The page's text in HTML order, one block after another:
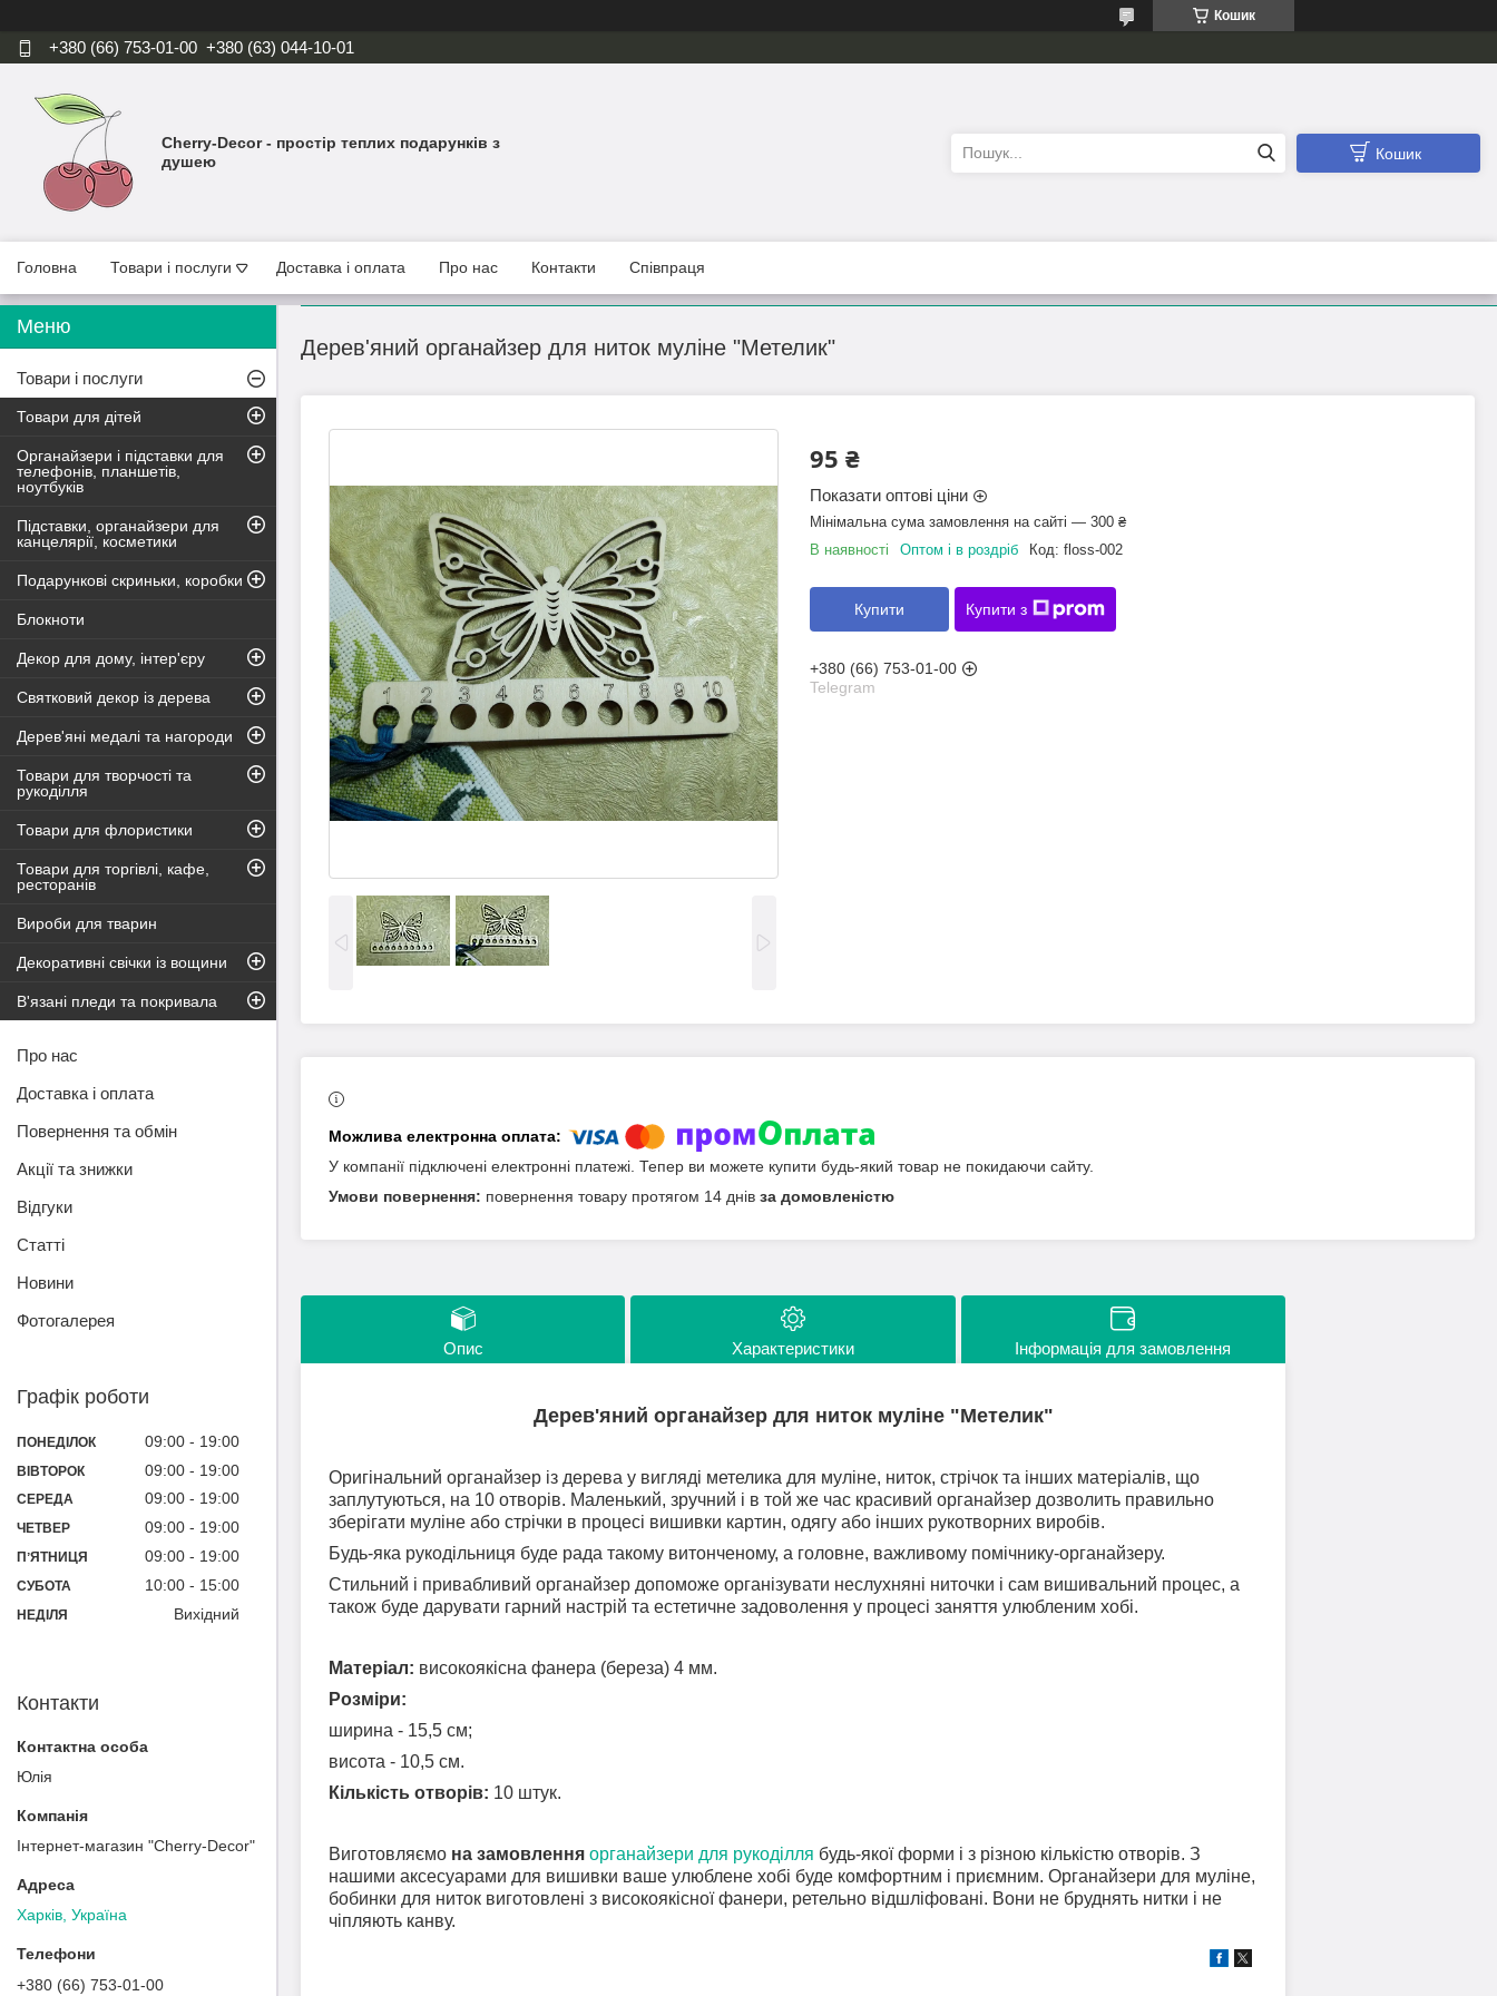
Кошик
+380 (66) 753-01-00 +380 (63) 044-10-01
Cherry-Decor - простір теплих подарунків з
душею
Кошик
Головна Товари і послуги Доставка і оплата Про нас Контакти Співпраця
Дерев'яний органайзер для ниток муліне "Метелик"
95 ₴
Показати оптові ціни
Мінімальна сума замовлення на сайті — 300 ₴
В наявності
Оптом і в роздріб Код: floss-002
Купити Купити з
+380 (66) 753-01-00
Telegram
У компанії підключені електронні платежі. Тепер ви можете купити будь-який товар не покидаючи сайту.
повернення товару протягом 14 днів за домовленістю
Опис Характеристики Інформація для замовлення
Дерев'яний органайзер для ниток муліне "Метелик"
Оригінальний органайзер із дерева у вигляді метелика для муліне, ниток, стрічок та інших матеріалів, що
заплутуються, на 10 отворів. Маленький, зручний і в той же час красивий органайзер дозволить правильно
зберігати муліне або стрічки в процесі вишивки картин, одягу або інших рукотворних виробів.
Будь-яка рукодільниця буде рада такому витонченому, а головне, важливому помічнику-органайзеру.
Стильний і привабливий органайзер допоможе організувати неслухняні ниточки і сам вишивальний процес, а
також буде дарувати гарний настрій та естетичне задоволення у процесі заняття улюбленим хобі.
Матеріал: високоякісна фанера (береза) 4 мм.
Розміри:
ширина - 15,5 см;
висота - 10,5 см.
Кількість отворів: 10 штук.
Виготовляємо на замовлення органайзери для рукоділля будь-якої форми і з різною кількістю отворів. З
нашими аксесуарами для вишивки ваше улюблене хобі буде комфортним і приємним. Органайзери для муліне,
бобинки для ниток виготовлені з високоякісної фанери, ретельно відшліфовані. Вони не бруднять нитки і не
чіпляють канву.
Товари і послуги
Товари для дітей
Органайзери і підставки для
телефонів, планшетів,
ноутбуків
Підставки, органайзери для
канцелярії, косметики
Подарункові скриньки, коробки
Блокноти
Декор для дому, інтер'єру
Святковий декор із дерева
Дерев'яні медалі та нагороди
Товари для творчості та
рукоділля
Товари для флористики
Товари для торгівлі, кафе,
ресторанів
Вироби для тварин
Декоративні свічки із вощини
В'язані пледи та покривала
Про нас
Доставка і оплата
Повернення та обмін
Акції та знижки
Відгуки
Статті
Новини
Фотогалерея
Графік роботи
ПОНЕДІЛОК 09:00 19:00
ВІВТОРОК 09:00 19:00
СЕРЕДА 09:00 19:00
ЧЕТВЕР 09:00 19:00
ПʼЯТНИЦЯ 09:00 19:00
СУБОТА 10:00 15:00
НЕДІЛЯ Вихідний
Контакти
Юлія
Інтернет-магазин "Cherry-Decor"
Харків, Україна
+380 (66) 753-01-00